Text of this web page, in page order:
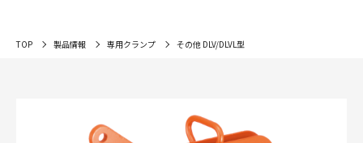
TOP 製品情報 専用クランプ その他 DLV/DLVL型